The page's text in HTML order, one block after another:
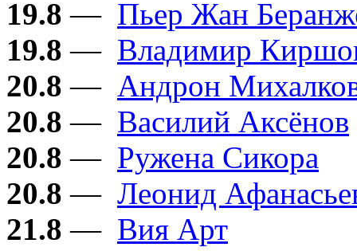
19.8 — Пьер Жан
19.8 — Владимир
20.8 — Андрон
20.8 — Василий Аксёнов
20.8 — Ружена Сикора
20.8 — Леонид
21.8 — Вия Арт